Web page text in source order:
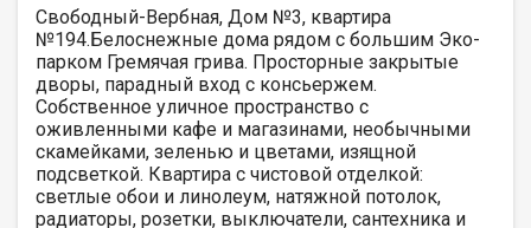
Свободный-Вербная, Дом №3, квартира
№194.Белоснежные дома рядом с большим Эко-
парком Гремячая грива. Просторные закрытые
дворы, парадный вход с консьержем.
Собственное уличное пространство с
оживленными кафе и магазинами, необычными
скамейками, зеленью и цветами, изящной
подсветкой. Квартира с чистовой отделкой:
светлые обои и линолеум, натяжной потолок,
радиаторы, розетки, выключатели, сантехника и